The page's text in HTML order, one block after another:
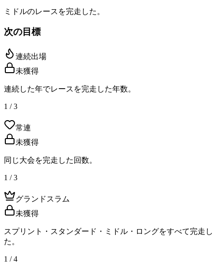
ミドルのレースを完走した。
次の目標
連続出場
未獲得
連続した年でレースを完走した年数。
1 / 3
常連
未獲得
同じ大会を完走した回数。
1 / 3
グランドスラム
未獲得
スプリント・スタンダード・ミドル・ロングをすべて完走し
た。
1 / 4